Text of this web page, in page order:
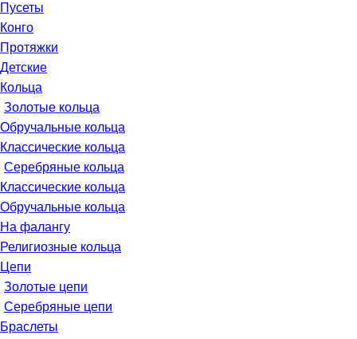
Пусеты
Конго
Протяжки
Детские
Кольца
Золотые кольца
Обручальные кольца
Классические кольца
Серебряные кольца
Классические кольца
Обручальные кольца
На фалангу
Религиозные кольца
Цепи
Золотые цепи
Серебряные цепи
Браслеты